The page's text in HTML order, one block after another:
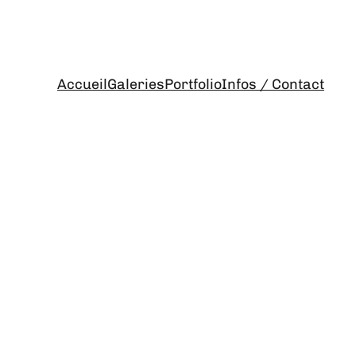
AccueilGaleriesPortfolioInfos / Contact